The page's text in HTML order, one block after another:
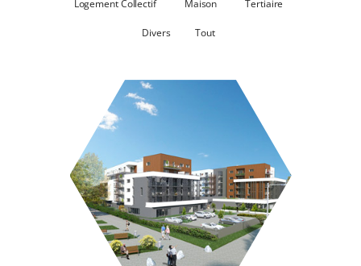
Logement Collectif Maison Tertiaire
Divers Tout
LES VERGERS D’EBÈNE